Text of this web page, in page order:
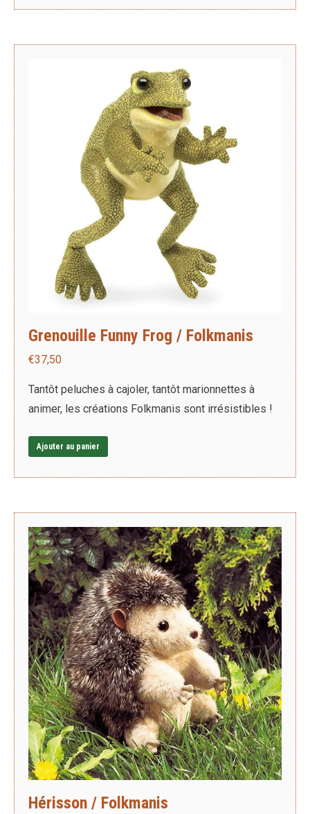
Grenouille Funny Frog / Folkmanis
€37,50
Tantôt peluches à cajoler, tantôt marionnettes à
animer, les créations Folkmanis sont irrésistibles !
Ajouter au panier
Hérisson / Folkmanis